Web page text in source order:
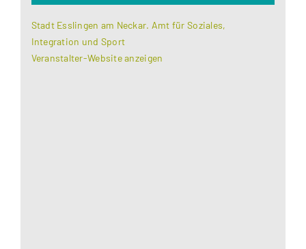
Stadt Esslingen am Neckar. Amt für Soziales,
Integration und Sport
Veranstalter-Website anzeigen